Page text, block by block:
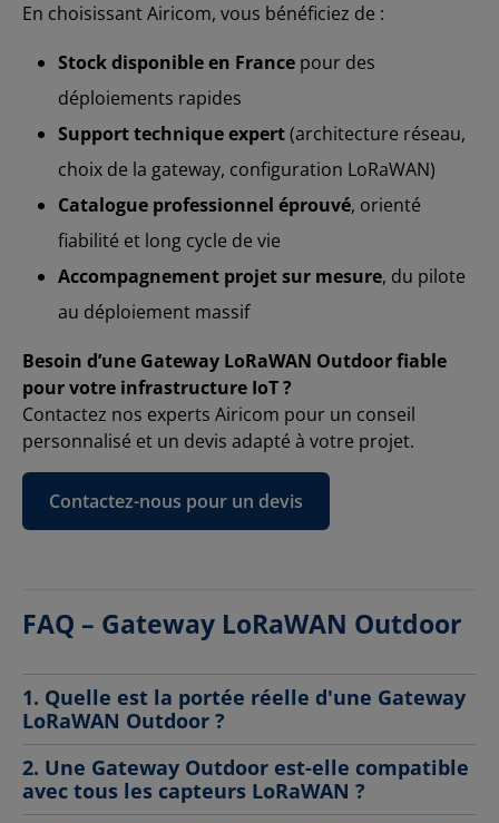
En choisissant Airicom, vous bénéficiez de :
Stock disponible en France pour des
déploiements rapides
Support technique expert(architecture réseau,
choix de la gateway, configuration LoRaWAN)
Catalogue professionnel éprouvé, orienté
fiabilité et long cycle de vie
Accompagnement projet sur mesure, du pilote
au déploiement massif
Besoin d’une Gateway LoRaWAN Outdoor fiable
pour votre infrastructure IoT ?
Contactez nos experts Airicom pour un conseil
personnalisé et un devis adapté à votre projet.
Contactez-nous pour un devis
FAQ – Gateway LoRaWAN Outdoor
1. Quelle est la portée réelle d'une Gateway
LoRaWAN Outdoor ?
2. Une Gateway Outdoor est-elle compatible
avec tous les capteurs LoRaWAN ?